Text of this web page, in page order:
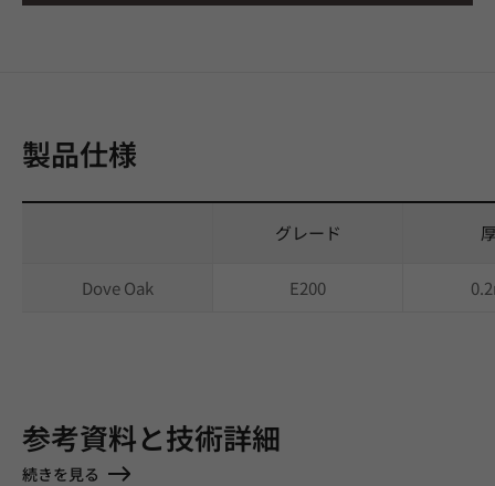
製品仕様
グレード
Dove Oak E200
参考資料と技術詳細
続きを見る